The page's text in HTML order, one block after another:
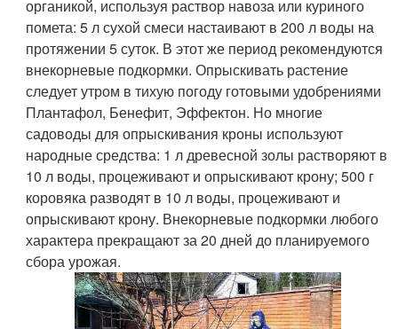
органикой, используя раствор навоза или куриного
помета: 5 л сухой смеси настаивают в 200 л воды на
протяжении 5 суток. В этот же период рекомендуются
внекорневые подкормки. Опрыскивать растение
следует утром в тихую погоду готовыми удобрениями
Плантафол, Бенефит, Эффектон. Но многие
садоводы для опрыскивания кроны используют
народные средства: 1 л древесной золы растворяют в
10 л воды, процеживают и опрыскивают крону; 500 г
коровяка разводят в 10 л воды, процеживают и
опрыскивают крону. Внекорневые подкормки любого
характера прекращают за 20 дней до планируемого
сбора урожая.